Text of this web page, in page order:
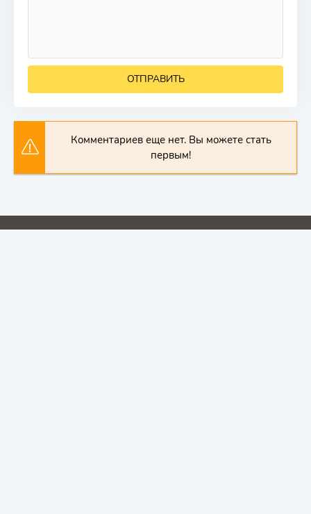
ОТПРАВИТЬ
Комментариев еще нет. Вы можете стать
первым!